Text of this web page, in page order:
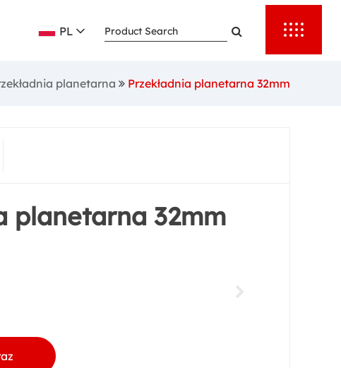
PL
Dzięki
zaoferować
certyfikaty
naszych
planetarna Przekładnia planetarna 32mm
planetarna 32mm